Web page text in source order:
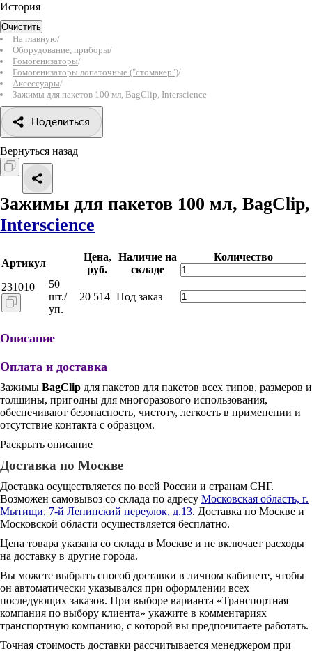
История
Очистить
На главную/
Оборудование, приборы/
Гомогенизаторы/
Гомогенизаторы лопаточные ("стомакер")/
Аксессуары/
Зажимы для пакетов 100 мл, BagClip, Interscience
Поделиться
Вернуться назад
Зажимы для пакетов 100 мл, BagClip,
Interscience
Артикул
Цена,
руб.
Наличие на
складе
Количество
231010
50
шт./
уп.
20 514 Под заказ
Описание
Оплата и доставка
Зажимы BagClip для пакетов для пакетов всех типов, размеров и
толщины, пригодны для многоразового использования,
обеспечивают безопасность, чистоту, легкость в применении и
отсутствие контакта с образцом.
Раскрыть описание
Доставка по Москве
Доставка осуществляется по всей России и странам СНГ.
Возможен самовывоз со склада по адресу Московская область, г.
Мытищи, 7-й Ленинский переулок, д.13. Доставка по Москве и
Московской области осуществляется бесплатно.
Цена товара указана со склада в Москве и не включает расходы
на доставку в другие города.
Вы можете выбрать способ доставки в личном кабинете, чтобы
он автоматически указывался при оформлении всех
последующих заказов. При выборе варианта «Транспортная
компания по выбору клиента» укажите в комментариях
транспортную компанию, с которой вы предпочитаете работать.
Точная стоимость доставки рассчитывается менеджером при